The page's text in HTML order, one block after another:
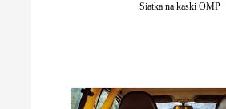
Siatka na kaski OMP